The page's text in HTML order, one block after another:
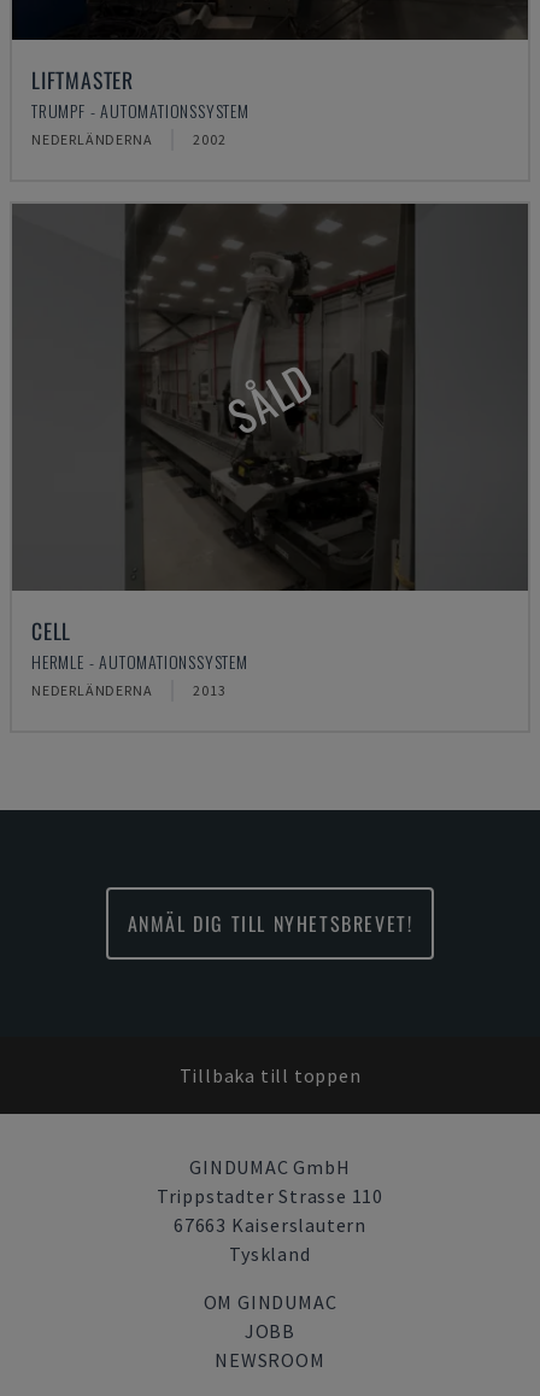
LIFTMASTER
TRUMPF - AUTOMATIONSSYSTEM
NEDERLÄNDERNA 2002
SÅLD
CELL
HERMLE - AUTOMATIONSSYSTEM
NEDERLÄNDERNA 2013
ANMÄL DIG TILL NYHETSBREVET!
Tillbaka till toppen
GINDUMAC GmbH
Trippstadter Strasse 110
67663 Kaiserslautern
Tyskland
OM GINDUMAC
JOBB
NEWSROOM